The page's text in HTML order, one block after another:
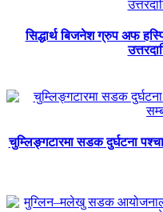
सिद्धार्थ बिजनेश ग्रुप अफ
चुम्लिङ्गटारमा सडक दुर्घटना